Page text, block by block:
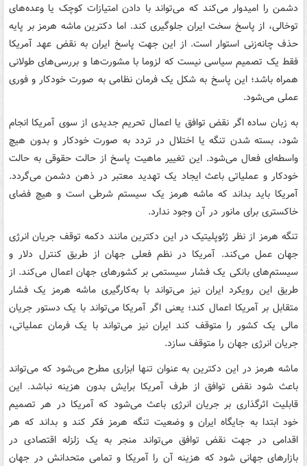
دشمن را امیدوار می‌کند که می‌تواند با دادن امتیازات کوچک یا وعده‌های
توخالی، از پاسخ سخت ایران جلوگیری کند. اما دکترین ماشه هرمز بر پایه
حذف چانه‌زنی استوار است. از این جهت پاسخ ایران به نقض عهد آمریکا
فقط یک تصمیم سیاسی نیست که لزوما با مشورت‌ها و بررسی‌های طولانی
همراه باشد؛ این پاسخ به شکل یک فرمان نظامی به صورت خودکار و فوری
عملی می‌شود.
به زبان ساده اگر نقض توافق یا اعمال تحریم جدیدی از سوی آمریکا انجام
شود، بسته شدن تنگه یا اختلال در تردد به صورت خودکار و بدون هیچ
واسطه‌ای فعال می‌شود. این تغییر ماهیت پاسخ از حالت حقوقی به حالت
خودکار و عملیاتی باعث ایجاد یک تهدید معتبر در ذهن دشمن می‌گردد.
آمریکا باید بداند که ماشه هرمز یک سیستم شرطی است و هیچ فضای
خاکستری برای مانور در آن وجود ندارد.
تنگه هرمز از نظر ژئوپلیتیک در این دکترین مانند دکمه توقف جریان انرژی
جهان عمل می‌کند. آمریکا در نظم فعلی جهان از طریق کنترل دلار و
سیستم‌های بانکی یک فشار سیستمی بر کشورهای جهان اعمال می‌کند. از
طریق این رویکرد ایران نیز می‌تواند با به‌کارگیری ماشه هرمز یک فشار
متقابل بر آمریکا اعمال کند؛ یعنی اگر آمریکا می‌تواند با یک دستور جریان
مالی یک کشور را متوقف کند ایران نیز می‌تواند با یک فرمان عملیاتی،
جریان انرژی جهان را متوقف سازد.
ماشه هرمز در این دکترین به عنوان تنها ابزاری مطرح می‌شود که می‌تواند
باعث شود نقض توافق از طرف آمریکا برایش بدون هزینه نباشد. این
قابلیت اثرگذاری بر جریان انرژی باعث می‌شود که آمریکا در هر تصمیم
خود ابتدا به جایگاه ایران و وضعیت تنگه هرمز فکر کند و بداند که هر
اقدامی در جهت نقض توافق می‌تواند منجر به یک زلزله اقتصادی در
بازارهای جهانی شود که هزینه آن را آمریکا و تمامی متحدانش در جهان